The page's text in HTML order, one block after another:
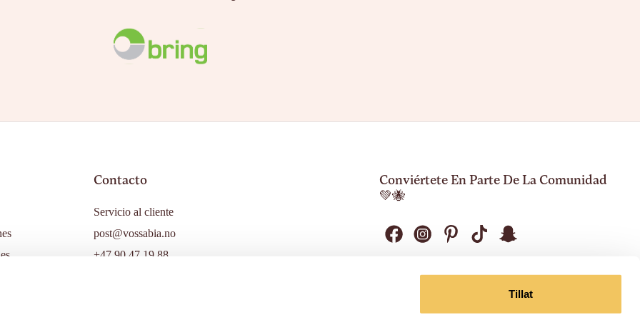
Tillat
Contacto
Servicio al cliente
post@vossabia.no
+47 90 47 19 88
Conviértete En Parte De La Comunidad
💚🐝